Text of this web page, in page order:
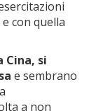
con quella
Cina, si
e sembrano
a non